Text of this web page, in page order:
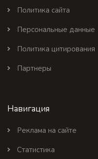
Политика сайта
Персональные данные
Политика цитирования
Партнеры
Навигация
Реклама на сайте
Статистика